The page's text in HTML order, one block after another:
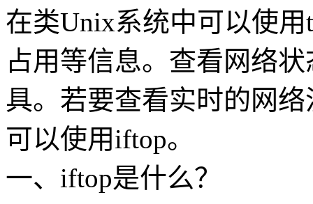
在类Unix系统中可以使
占用等信息。查看网络状
具。若要查看实时的网
可以使用iftop。
一、iftop是什么？